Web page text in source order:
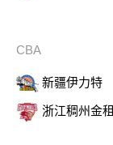
CBA
新疆伊力特
浙江稠州金租